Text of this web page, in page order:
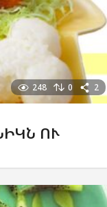
248 0 2
ՈՒ